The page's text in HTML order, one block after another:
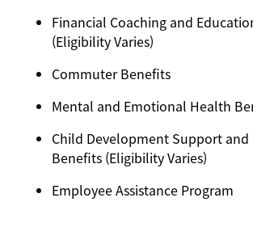
Financial Coaching and
(Eligibility Varies)
Commuter Benefits
Mental and Emotional Health
Child Development Support and
Benefits (Eligibility Varies)
Employee Assistance Program